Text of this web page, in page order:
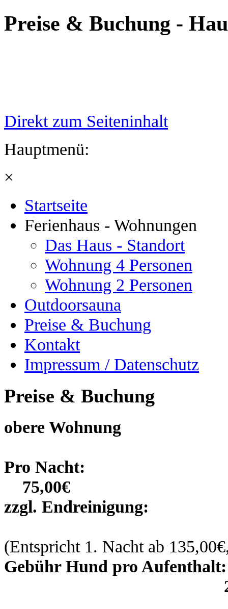
Preise & Buchung -
Direkt zum Seiteninhalt
Hauptmenü:
×
Startseite
Ferienhaus - Wohnungen
Das Haus - Standort
Wohnung 4 Personen
Wohnung 2 Personen
Outdoorsauna
Preise & Buchung
Kontakt
Impressum / Datenschutz
Preise & Buchung
obere Wohnung
Pro
75,00€
zzgl. Endreinigung:
(Entspricht 1. Nacht ab
Gebühr Hund pro Aufenthalt: